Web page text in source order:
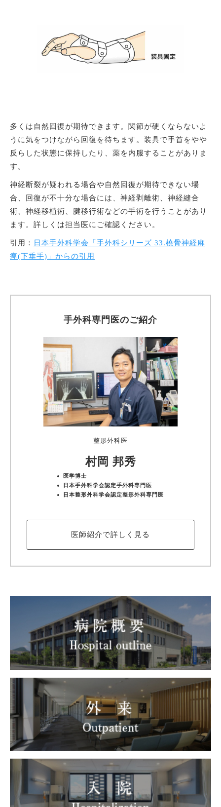
多くは自然回復が期待できます。関節が硬くならないよ
うに気をつけながら回復を待ちます。装具で手首をやや
反らした状態に保持したり、薬を内服することがありま
す。
神経断裂が疑われる場合や自然回復が期待できない場
合、回復が不十分な場合には、神経剥離術、神経縫合
術、神経移植術、腱移行術などの手術を行うことがあり
ます。詳しくは担当医にご確認ください。
引用：
日本手外科学会「手外科シリーズ 33.橈骨神経麻
痺(下垂手)」からの引用
手外科専門医のご紹介
整形外科医
村岡 邦秀
医学博士
日本手外科学会認定手外科専門医
日本整形外科学会認定整形外科専門医
医師紹介で詳しく見る